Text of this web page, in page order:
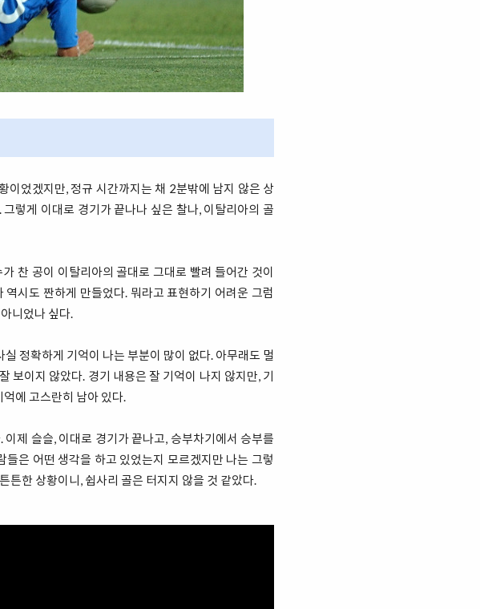
이었겠지만, 정규 시간까지는 채 2분밖에 남지 않은 상
렇게 이대로 경기가 끝나나 싶은 찰나, 이탈리아의 골
찬 공이 이탈리아의 골대로 그대로 빨려 들어간 것이
시도 짠하게 만들었다. 뭐라고 표현하기 어려운 그럼
니었나 싶다.
정확하게 기억이 나는 부분이 많이 없다. 아무래도 멀
보이지 않았다. 경기 내용은 잘 기억이 나지 않지만, 기
에 고스란히 남아 있다.
제 슬슬, 이대로 경기가 끝나고, 승부차기에서 승부를
은 어떤 생각을 하고 있었는지 모르겠지만 나는 그렇
튼한 상황이니, 쉽사리 골은 터지지 않을 것 같았다.